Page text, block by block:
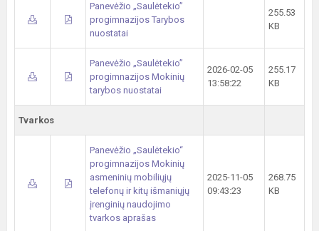
Panevėžio „Saulėtekio”
progimnazijos Tarybos
nuostatai
255.53
KB
Panevėžio „Saulėtekio”
progimnazijos Mokinių
tarybos nuostatai
2026-02-05
13:58:22
255.17
KB
Tvarkos
Panevėžio „Saulėtekio“
progimnazijos Mokinių
asmeninių mobiliųjų
telefonų ir kitų išmaniųjų
įrenginių naudojimo
tvarkos aprašas
2025-11-05
09:43:23
268.75
KB